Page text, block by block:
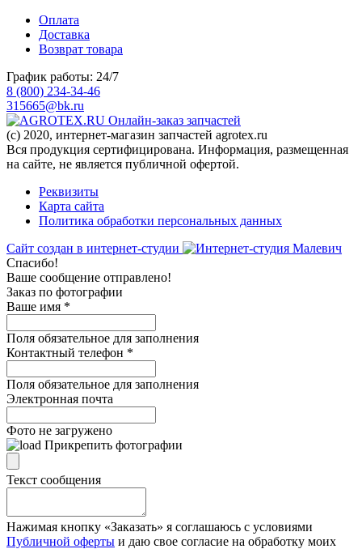
Оплата
Доставка
Возврат товара
График работы: 24/7
8 (800) 234-34-46
315665@bk.ru
Онлайн-заказ запчастей
(c) 2020, интернет-магазин запчастей agrotex.ru
Вся продукция сертифицирована. Информация, размещенная
на сайте, не является публичной офертой.
Реквизиты
Карта сайта
Политика обработки персональных данных
Сайт создан в интернет-студии
Спасибо!
Ваше сообщение отправлено!
Заказ по фотографии
Ваше имя *
Поля обязательное для заполнения
Контактный телефон *
Поля обязательное для заполнения
Электронная почта
Фото не загружено
Прикрепить фотографии
Текст сообщения
Нажимая кнопку «Заказать» я соглашаюсь с условиями
Публичной оферты и даю свое согласие на обработку моих